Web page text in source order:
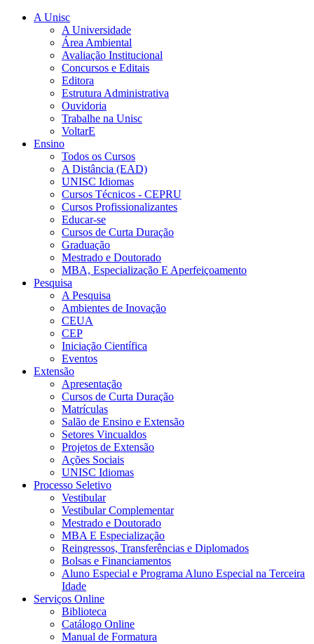
A Unisc
A Universidade
Área Ambiental
Avaliação Institucional
Concursos e Editais
Editora
Estrutura Administrativa
Ouvidoria
Trabalhe na Unisc
VoltarE
Ensino
Todos os Cursos
A Distância (EAD)
UNISC Idiomas
Cursos Técnicos - CEPRU
Cursos Profissionalizantes
Educar-se
Cursos de Curta Duração
Graduação
Mestrado e Doutorado
MBA, Especialização E Aperfeiçoamento
Pesquisa
A Pesquisa
Ambientes de Inovação
CEUA
CEP
Iniciação Científica
Eventos
Extensão
Apresentação
Cursos de Curta Duração
Matrículas
Salão de Ensino e Extensão
Setores Vincualdos
Projetos de Extensão
Ações Sociais
UNISC Idiomas
Processo Seletivo
Vestibular
Vestibular Complementar
Mestrado e Doutorado
MBA E Especialização
Reingressos, Transferências e Diplomados
Bolsas e Financiamentos
Aluno Especial e Programa Aluno Especial na Terceira
Idade
Serviços Online
Biblioteca
Catálogo Online
Manual de Formatura